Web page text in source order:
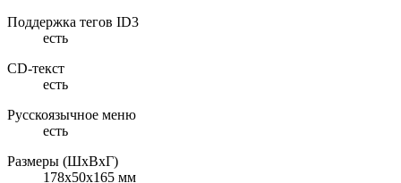
Поддержка тегов ID3
есть
CD-текст
есть
Русскоязычное меню
есть
Размеры (ШхВхГ)
178x50x165 мм